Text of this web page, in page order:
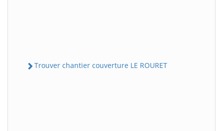
Trouver chantier couverture LE ROURET